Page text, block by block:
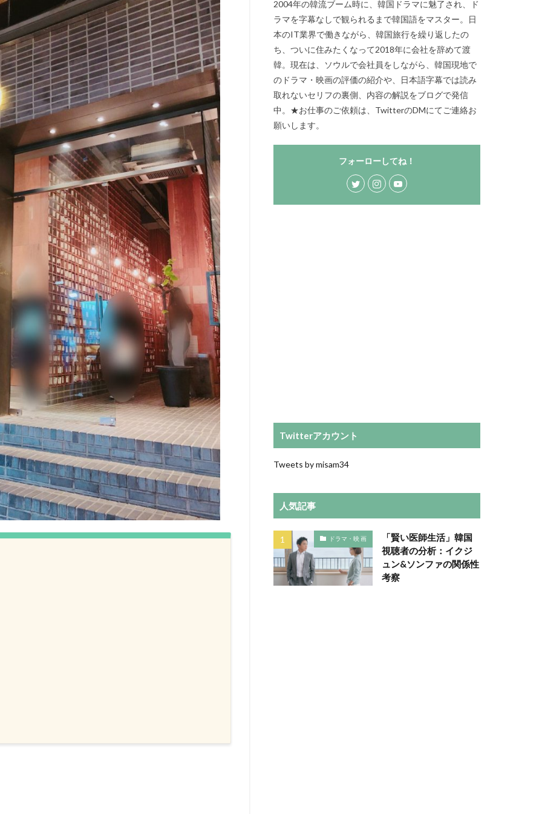
2004年の韓流ブーム時に、韓国ドラマに魅了され、ド
ラマを字幕なしで観られるまで韓国語をマスター。日
本のIT業界で働きながら、韓国旅行を繰り返したの
ち、ついに住みたくなって2018年に会社を辞めて渡
韓。現在は、ソウルで会社員をしながら、韓国現地で
のドラマ・映画の評価の紹介や、日本語字幕では読み
取れないセリフの裏側、内容の解説をブログで発信
中。★お仕事のご依頼は、TwitterのDMにてご連絡お
願いします。
フォーローしてね！
Twitterアカウント
Tweets by misam34
人気記事
ドラマ・映 画
「賢い医師生活」韓国
視聴者の分析：イクジ
ュン&ソンファの関係性
考察